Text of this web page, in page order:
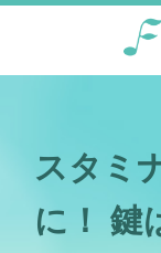
スタミ
に！ 鍵